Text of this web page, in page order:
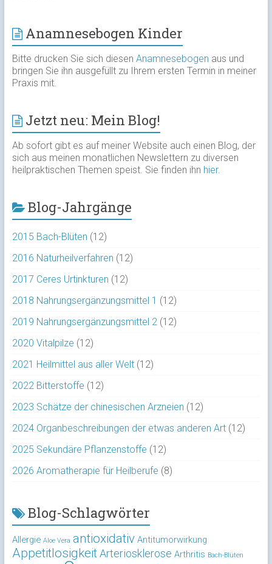
Anamnesebogen Kinder
Bitte drucken Sie sich diesen Anamnesebogen aus und
bringen Sie ihn ausgefüllt zu Ihrem ersten Termin in meiner
Praxis mit.
Jetzt neu: Mein Blog!
Ab sofort gibt es auf meiner Website auch einen Blog, der
sich aus meinen monatlichen Newslettern zu diversen
heilpraktischen Themen speist. Sie finden ihn hier.
Blog-Jahrgänge
2015 Bach-Blüten (12)
2016 Naturheilverfahren (12)
2017 Ceres Urtinkturen (12)
2018 Nahrungsergänzungsmittel 1 (12)
2019 Nahrungsergänzungsmittel 2 (12)
2020 Vitalpilze (12)
2021 Heilmittel aus aller Welt(12)
2022 Bitterstoffe (12)
2023 Schätze der chinesischen Arzneien (12)
2024 Organbeschreibungen der etwas anderen Art(12)
2025 Sekundäre Pflanzenstoffe (12)
2026 Aromatherapie für Heilberufe (8)
Blog-Schlagwörter
Allergie Aloe Vera antioxidativ Antitumorwirkung
Appetitlosigkeit Arteriosklerose Arthritis Bach-Blüten